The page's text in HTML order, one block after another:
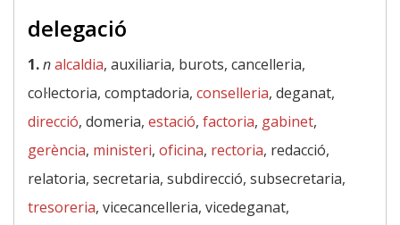
delegació
1.nalcaldia, auxiliaria, burots, cancelleria,
col·lectoria, comptadoria, conselleria, deganat,
direcció, domeria, estació, factoria, gabinet,
gerència, ministeri, oficina, rectoria, redacció,
relatoria, secretaria, subdirecció, subsecretaria,
tresoreria, vicecancelleria, vicedeganat,